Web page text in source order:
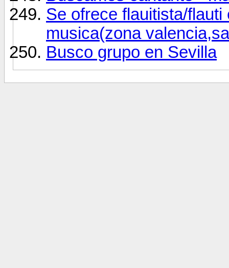
Se ofrece flauitista/
musica(zona
Busco grupo en Sevilla